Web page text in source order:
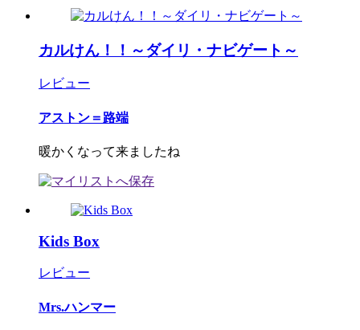
カルけん！！～ダイリ・ナビゲート～
レビュー
アストン＝路端
暖かくなって来ましたね
Kids Box
レビュー
Mrs.ハンマー